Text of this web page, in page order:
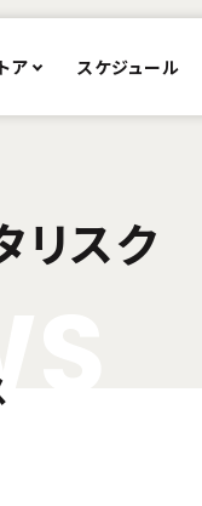
ア スケジュール
リスク